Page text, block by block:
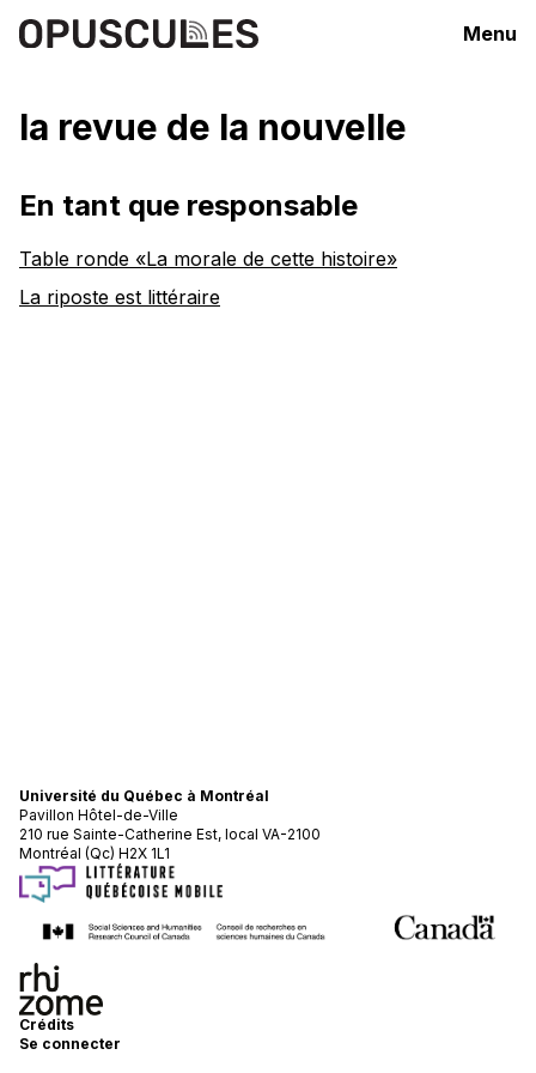
Menu
la revue de la nouvelle
En tant que responsable
Table ronde «La morale de cette histoire»
La riposte est littéraire
Université du Québec à Montréal
Pavillon Hôtel-de-Ville
210 rue Sainte-Catherine Est, local VA-2100
Montréal (Qc) H2X 1L1
Crédits
Se connecter